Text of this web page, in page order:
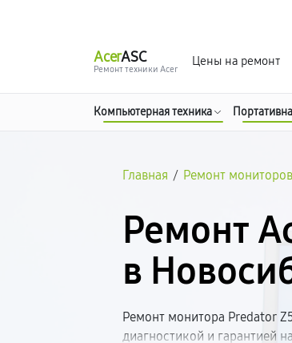
AcerASC
Ремонт техники Acer
Цены на ремонт
Компьютерная техника
Главная / Ремонт мониторов
Ремонт
в
Ремонт монитора Predator
диагностикой и гарантией